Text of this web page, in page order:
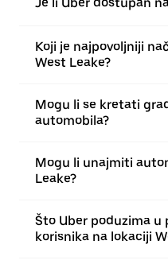
Koji je najpovoljniji
West Leake?
Mogu li se kretati
automobila?
Mogu li unajmiti
Leake?
Što Uber poduzima u
korisnika na lokaciji